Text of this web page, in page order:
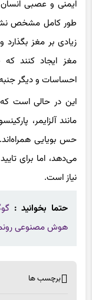
ایمنی و عصبی انسان
طور کامل مشخص
زیادی بر مغز
مغز ایجاد کنند که
احساسات و دیگر
این در حالی است
مانند آلزایمر،
حس بویایی
می‌دهد، اما برای
نیاز است.
حتما بخوانید :
هوش مصنوعی
برچسب ها